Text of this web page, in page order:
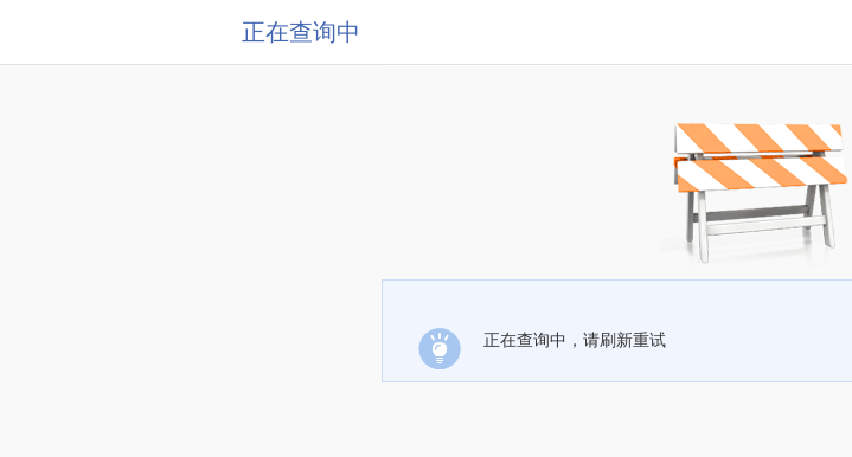
正在查询中
正在查询中，请刷新重试